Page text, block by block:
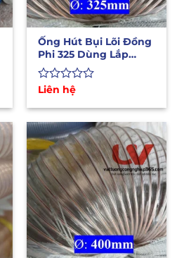
Ống Hút Bụi Lõi Đồng
Phi 325 Dùng Lắp
Quạt Hút Công
Nghiệp
Được
hạng
0
5
sao
Liên hệ